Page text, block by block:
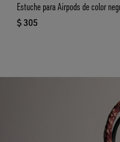
Estuche para Airpods de color
$ 305
precio actual $ 305